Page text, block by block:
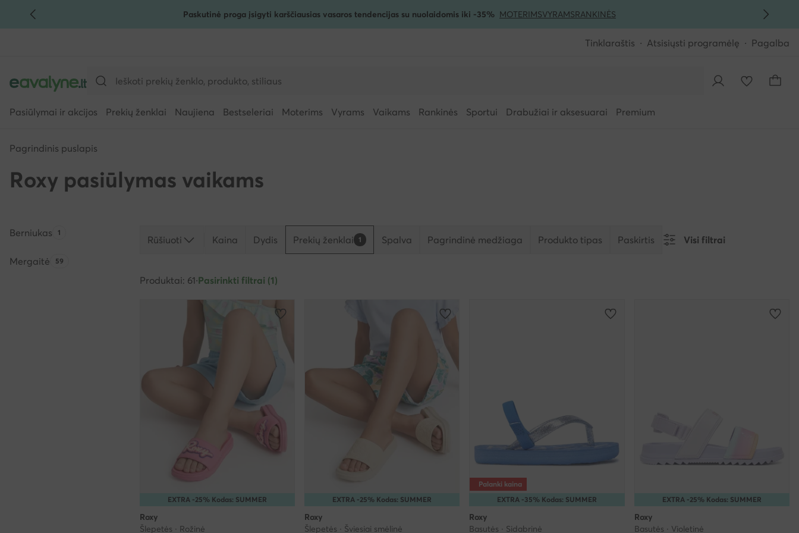
PEREITI PRIE PAGRINDINIO TURINIOPaskutinė proga įsigyti karščiausias vasaros tendencijas su nuolaidomis iki -35% MOTERIMSVYRAMSRANKINĖS
Tinklaraštis Atsisiųsti programėlę Pagalba
Pasiūlymai ir akcijos Prekių ženklai Naujiena Bestseleriai Moterims Vyrams Vaikams Rankinės Sportui Drabužiai ir aksesuarai Premium
Pagrindinis puslapis
Roxy pasiūlymas vaikams
Berniukas Produktų skaičius:
1
Mergaitė Produktų skaičius:
59
Rūšiuoti Kaina Dydis Prekių ženklai 1 Spalva Pagrindinė medžiaga Produkto tipas Paskirtis Visi filtrai
Produktai: 61·Pasirinkti filtrai (1)
EXTRA -25% Kodas: SUMMER
Roxy
Šlepetės · Rožinė
EXTRA -25% Kodas: SUMMER
Roxy
Šlepetės · Šviesiai smėlinė
EXTRA -35% Kodas: SUMMER
Palanki kaina
Roxy
Basutės · Sidabrinė
EXTRA -25% Kodas: SUMMER
Roxy
Basutės · Violetinė